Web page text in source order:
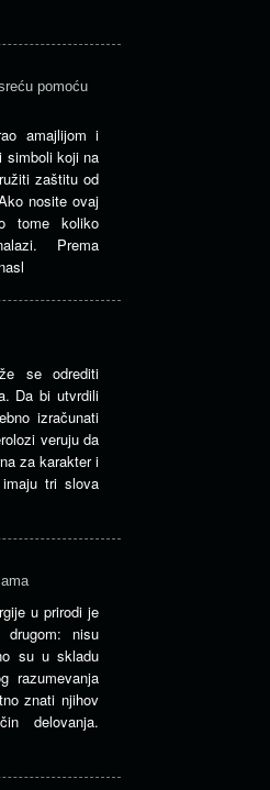
pomoću
amajlijom i
simboli koji na
zaštitu od
nosite ovaj
tome koliko
Prema
se odrediti
Da bi utvrdili
izračunati
veruju da
za karakter i
tri slova
u prirodi je
nisu
su u skladu
razumevanja
znati njihov
delovanja.